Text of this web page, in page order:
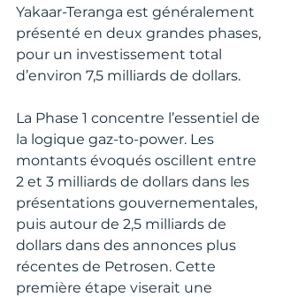
Yakaar-Teranga est généralement
présenté en deux grandes phases,
pour un investissement total
d’environ 7,5 milliards de dollars.
La Phase 1 concentre l’essentiel de
la logique gaz-to-power. Les
montants évoqués oscillent entre
2 et 3 milliards de dollars dans les
présentations gouvernementales,
puis autour de 2,5 milliards de
dollars dans des annonces plus
récentes de Petrosen. Cette
première étape viserait une